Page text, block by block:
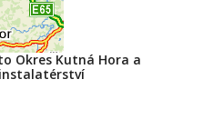
Okres Kutná Hora a